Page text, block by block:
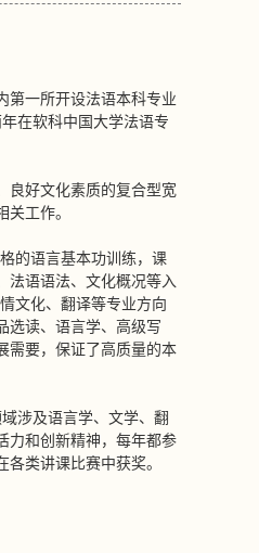
第一所开设法语本科专业
在软科中国大学法语专
良好文化素质的复合型宽
工作。
的语言基本功训练，课
法语语法、文化概况等入
文化、翻译等专业方向
选读、语言学、高级写
需要，保证了高质量的本
涉及语言学、文学、翻
力和创新精神，每年都参
类讲课比赛中获奖。